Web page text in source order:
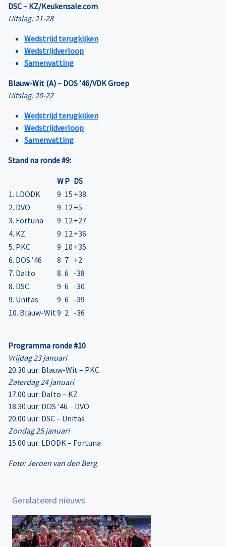
DSC – KZ/Keukensale.com
Uitslag: 21-28
Wedstrijd terugkijken
Wedstrijdverloop
Samenvatting
Blauw-Wit (A) – DOS ’46/VDK Groep
Uitslag: 20-22
Wedstrijd terugkijken
Wedstrijdverloop
Samenvatting
Stand na ronde #9:
WP DS
1. LDODK
9 15 +38
2. DVO
9 12+5
3. Fortuna
9 12+27
4. KZ
9 12+36
5. PKC
9 10 +35
6. DOS ’46
8 7 +2
7. Dalto
8 6 -38
8. DSC
9 6 -30
9. Unitas
9 6 -39
10. Blauw-Wit9 2 -36
Programma ronde #10
Vrijdag 23 januari
20.30 uur: Blauw-Wit – PKC
Zaterdag 24 januari
17.00 uur: Dalto – KZ
18.30 uur: DOS ’46 – DVO
20.00 uur: DSC – Unitas
Zondag 25 januari
15.00 uur: LDODK – Fortuna
Foto: Jeroen van den Berg
Gerelateerd nieuws